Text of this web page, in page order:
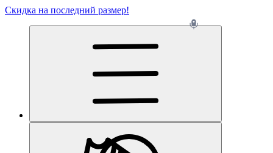
Скидка на последний размер!